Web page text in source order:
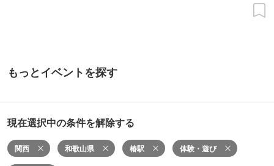
もっとイベントを探す
現在選択中の条件を解除する
関西 和歌山県 椿駅 体験・遊び